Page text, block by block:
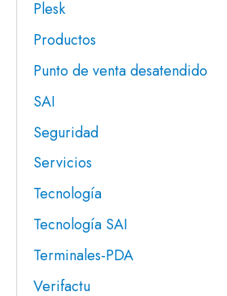
Plesk
Productos
Punto de venta desatendido
SAI
Seguridad
Servicios
Tecnología
Tecnología SAI
Terminales-PDA
Verifactu